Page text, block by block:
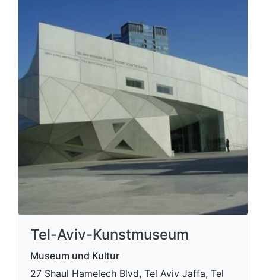
Tel-Aviv-Kunstmuseum
Museum und Kultur
27 Shaul Hamelech Blvd, Tel Aviv Jaffa, Tel